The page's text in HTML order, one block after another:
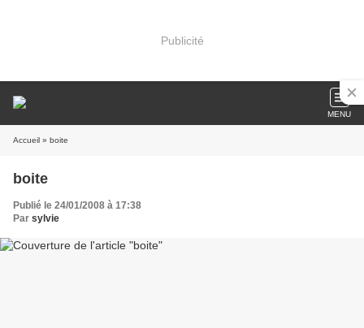
Publicité
MENU
Accueil » boite
boite
Publié le 24/01/2008 à 17:38
Par sylvie